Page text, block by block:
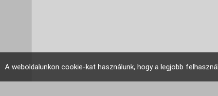
A weboldalunkon cookie-kat használunk, hogy a legjobb